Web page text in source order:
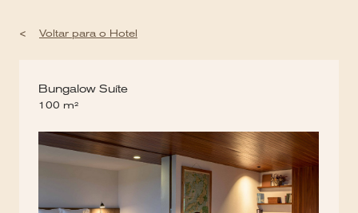
< Voltar para o Hotel
Bungalow Suíte
100 m²